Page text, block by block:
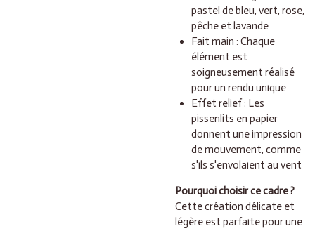
pastel de bleu, vert, rose,
pêche et lavande
Fait main : Chaque
élément est
soigneusement réalisé
pour un rendu unique
Effet relief : Les
pissenlits en papier
donnent une impression
de mouvement, comme
s'ils s'envolaient au vent
Pourquoi choisir ce cadre ?
Cette création délicate et
légère est parfaite pour une